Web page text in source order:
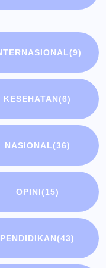
(9)
KESEHATAN(6)
NASIONAL(36)
OPINI(15)
PENDIDIKAN(43)